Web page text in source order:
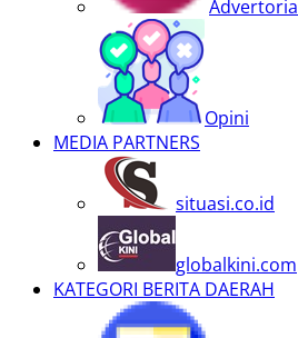
Advertorial
Opini
MEDIA PARTNERS
situasi.co.id
globalkini.com
KATEGORI BERITA DAERAH